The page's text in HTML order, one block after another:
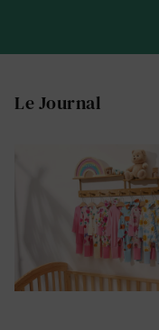
Le Journal